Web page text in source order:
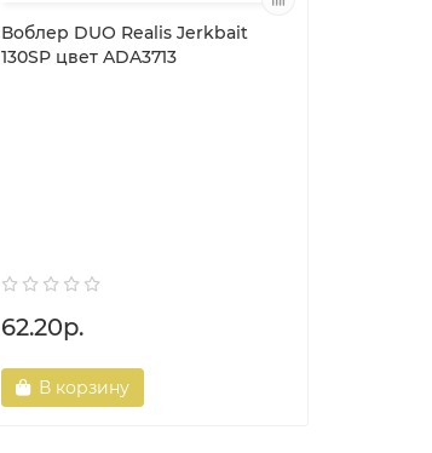
Воблер DUO Realis Jerkbait
130SP цвет ADA3713
62.20р.
В корзину